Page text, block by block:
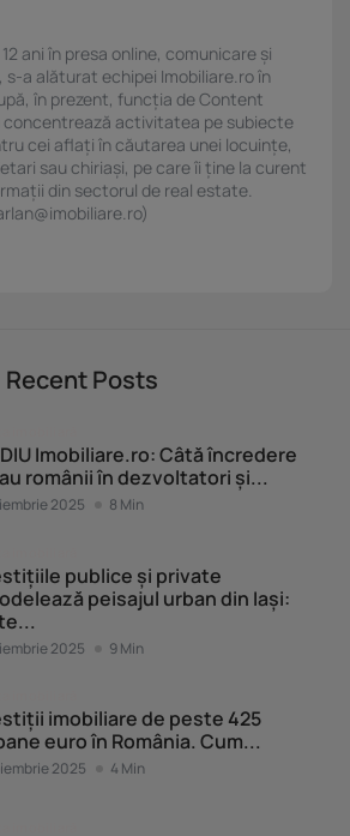
ani în presa online, comunicare și
a alăturat echipei Imobiliare.ro în
în prezent, funcția de Content
concentrează activitatea pe subiecte
cei aflați în căutarea unei locuințe,
sau chiriași, pe care îi ține la curent
din sectorul de real estate.
Recent Posts
Imobiliare.ro: Câtă încredere
românii în dezvoltatori și...
2025 8 Min
publice și private
peisajul urban din Iași:
2025 9 Min
imobiliare de peste 425
euro în România. Cum...
2025 4 Min